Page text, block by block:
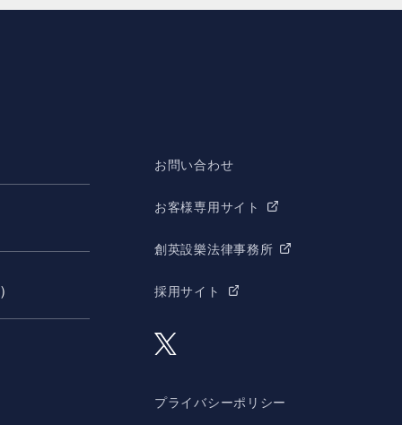
お問い合わせ
お客様専用サイト
創英設樂法律事務所
採用サイト
プライバシーポリシー